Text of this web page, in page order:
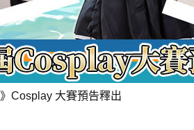
》Cosplay 大賽預告釋出